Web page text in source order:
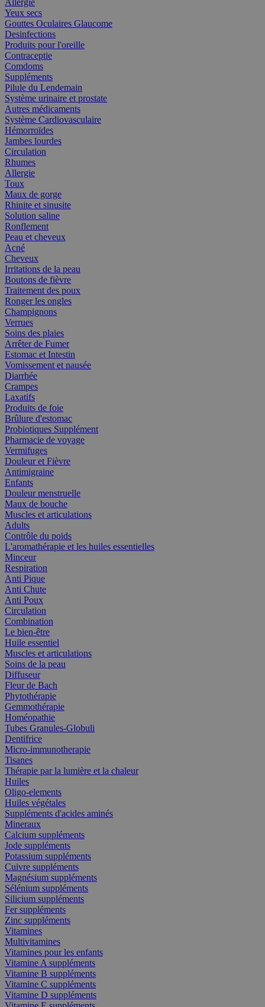
Allergie
Yeux secs
Gouttes Oculaires Glaucome
Desinfections
Produits pour l'oreille
Contraceptie
Comdoms
Suppléments
Pilule du Lendemain
Système urinaire et prostate
Autres médicaments
Système Cardiovasculaire
Hémorroïdes
Jambes lourdes
Circulation
Rhumes
Allergie
Toux
Maux de gorge
Rhinite et sinusite
Solution saline
Ronflement
Peau et cheveux
Acné
Cheveux
Irritations de la peau
Boutons de fièvre
Traitement des poux
Ronger les ongles
Champignons
Verrues
Soins des plaies
Arrêter de Fumer
Estomac et Intestin
Vomissement et nausée
Diarrhée
Crampes
Laxatifs
Produits de foie
Brûlure d'estomac
Probiotiques Supplément
Pharmacie de voyage
Vermifuges
Douleur et Fièvre
Antimigraine
Enfants
Douleur menstruelle
Maux de bouche
Muscles et articulations
Adults
Contrôle du poids
L'aromathérapie et les huiles essentielles
Minceur
Respiration
Anti Pique
Anti Chute
Anti Poux
Circulation
Combination
Le bien-être
Huile essentiel
Muscles et articulations
Soins de la peau
Diffuseur
Fleur de Bach
Phytothérapie
Gemmothérapie
Homéopathie
Tubes Granules-Globuli
Dentifrice
Micro-immunotherapie
Tisanes
Thérapie par la lumière et la chaleur
Huiles
Oligo-elements
Huiles végétales
Suppléments d'acides aminés
Mineraux
Calcium suppléments
Jode suppléments
Potassium suppléments
Cuivre suppléments
Magnésium suppléments
Sélénium suppléments
Silicium suppléments
Fer suppléments
Zinc suppléments
Vitamines
Multivitamines
Vitamines pour les enfants
Vitamine A suppléments
Vitamine B suppléments
Vitamine C suppléments
Vitamine D suppléments